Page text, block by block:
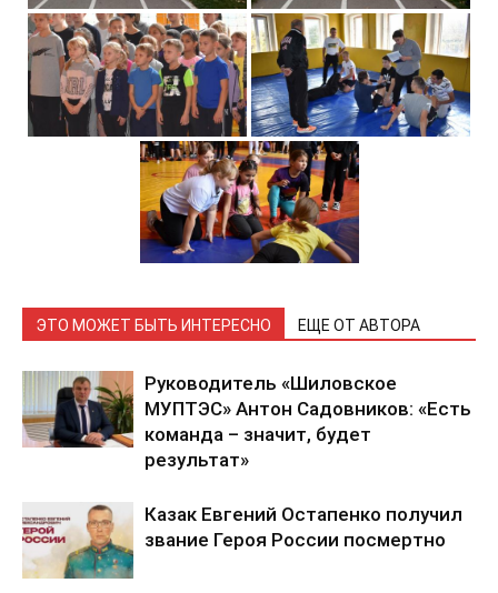
ЭТО МОЖЕТ БЫТЬ ИНТЕРЕСНО ЕЩЕ ОТ АВТОРА
Руководитель «Шиловское
МУПТЭС» Антон Садовников: «Есть
команда – значит, будет
результат»
Казак Евгений Остапенко получил
звание Героя России посмертно